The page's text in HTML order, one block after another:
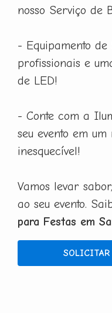
nosso Serviço de
- Equipamento
profissionais e
de LED!
- Conte com a
seu evento em
inesquecível!
Vamos levar
ao seu evento.
para Festas em
SOLICITAR